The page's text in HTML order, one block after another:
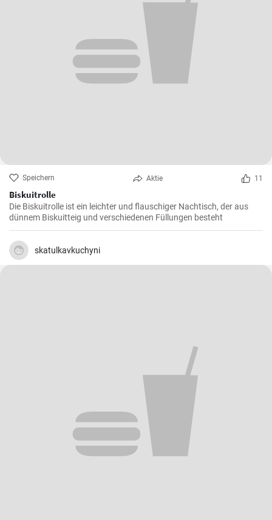
Speichern Aktie 11
Biskuitrolle
Die Biskuitrolle ist ein leichter und flauschiger Nachtisch, der aus
dünnem Biskuitteig und verschiedenen Füllungen besteht
skatulkavkuchyni